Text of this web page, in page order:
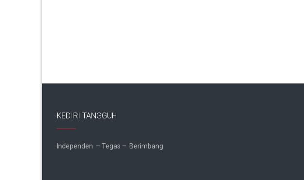
KEDIRI TANGGUH
Independen – Tegas – Berimbang